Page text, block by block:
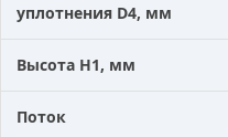
уплотнения D4, мм
Высота H1, мм
Поток